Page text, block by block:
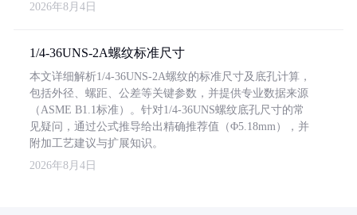
2026年8月4日
1/4-36UNS-2A螺纹标准尺寸
本文详细解析1/4-36UNS-2A螺纹的标准尺寸及底孔计算，
包括外径、螺距、公差等关键参数，并提供专业数据来源
（ASME B1.1标准）。针对1/4-36UNS螺纹底孔尺寸的常
见疑问，通过公式推导给出精确推荐值（Φ5.18mm），并
附加工艺建议与扩展知识。
2026年8月4日